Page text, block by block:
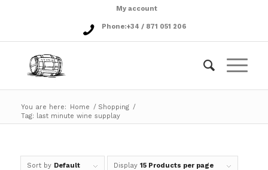
My account
Phone:+34 / 871 051 206
You are here: Home / Shopping /
Tag: last minute wine supplay
Sort by Default Display 15 Products per page